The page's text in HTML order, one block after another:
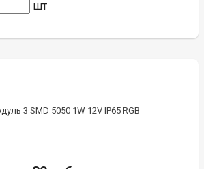
шт
3 SMD 5050 1W 12V IP65 RGB